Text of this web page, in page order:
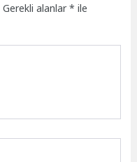
Gerekli alanlar* ile